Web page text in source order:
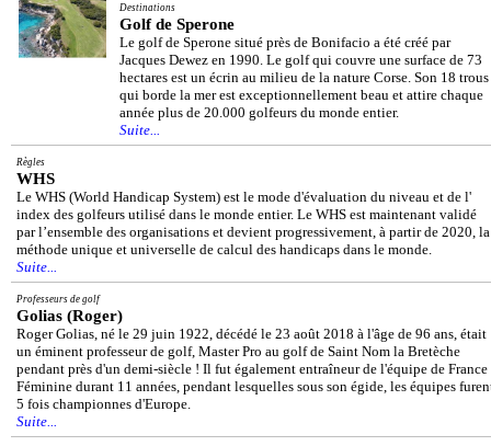
Destinations
Golf de Sperone
Le golf de Sperone situé près de Bonifacio a été créé par
Jacques Dewez en 1990. Le golf qui couvre une surface de 73
hectares est un écrin au milieu de la nature Corse. Son 18 trous
qui borde la mer est exceptionnellement beau et attire chaque
année plus de 20.000 golfeurs du monde entier.
Suite...
Règles
WHS
Le WHS (World Handicap System) est le mode d'évaluation du niveau et de l'
index des golfeurs utilisé dans le monde entier. Le WHS est maintenant validé
par l’ensemble des organisations et devient progressivement, à partir de 2020, la
méthode unique et universelle de calcul des handicaps dans le monde.
Suite...
Professeurs de golf
Golias (Roger)
Roger Golias, né le 29 juin 1922, décédé le 23 août 2018 à l'âge de 96 ans, était
un éminent professeur de golf, Master Pro au golf de Saint Nom la Bretèche
pendant près d'un demi-siècle ! Il fut également entraîneur de l'équipe de France
Féminine durant 11 années, pendant lesquelles sous son égide, les équipes
5 fois championnes d'Europe.
Suite...